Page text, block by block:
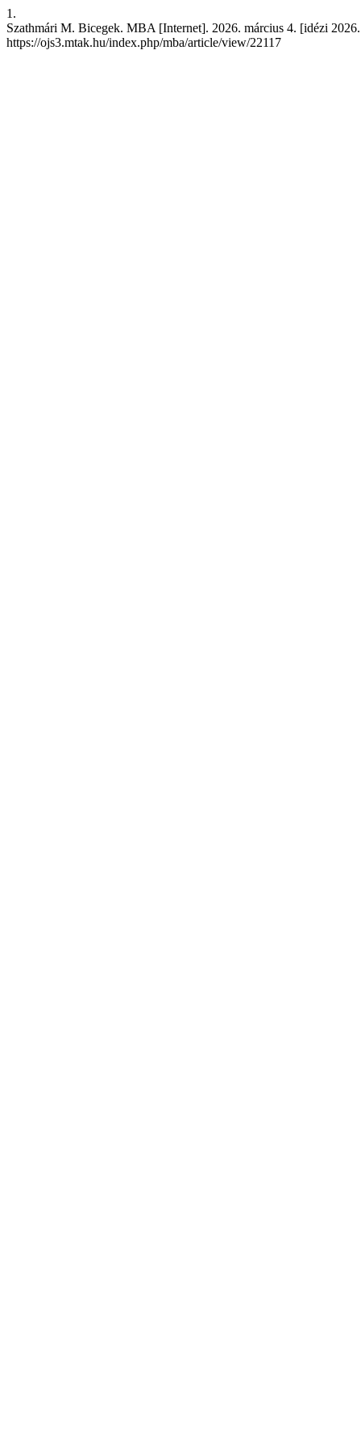
1.
Szathmári M. Bicegek. MBA [Internet]. 2026. március 4. [idézi
https://ojs3.mtak.hu/index.php/mba/article/view/22117